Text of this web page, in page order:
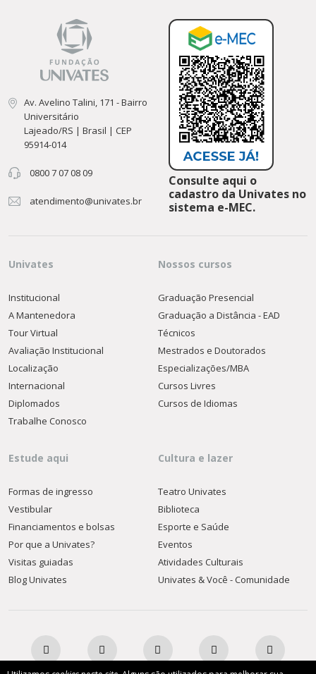
Av. Avelino Talini, 171 - Bairro
Universitário
Lajeado/RS | Brasil | CEP
95914-014
0800 7 07 08 09
atendimento@univates.br
Consulte aqui o
cadastro da Univates no
sistema e-MEC.
Univates
Institucional
A Mantenedora
Tour Virtual
Avaliação Institucional
Localização
Internacional
Diplomados
Trabalhe Conosco
Nossos cursos
Graduação Presencial
Graduação a Distância - EAD
Técnicos
Mestrados e Doutorados
Especializações/MBA
Cursos Livres
Cursos de Idiomas
Estude aqui
Formas de ingresso
Vestibular
Financiamentos e bolsas
Por que a Univates?
Visitas guiadas
Blog Univates
Cultura e lazer
Teatro Univates
Biblioteca
Esporte e Saúde
Eventos
Atividades Culturais
Univates & Você - Comunidade